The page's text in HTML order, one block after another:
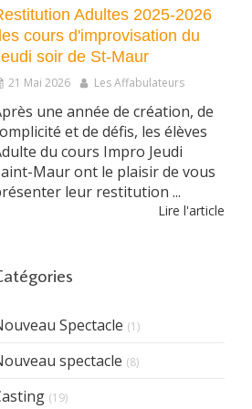
Adultes 2025-2026
cours d'improvisation du
soir de St-Maur
21 Mai 2026 Les Affabulateurs
une année de création, de
et de défis, les élèves
du cours Impro Jeudi
Maur ont le plaisir de vous
leur restitution ...
Lire l'article
Spectacle (1)
spectacle (8)
(19)